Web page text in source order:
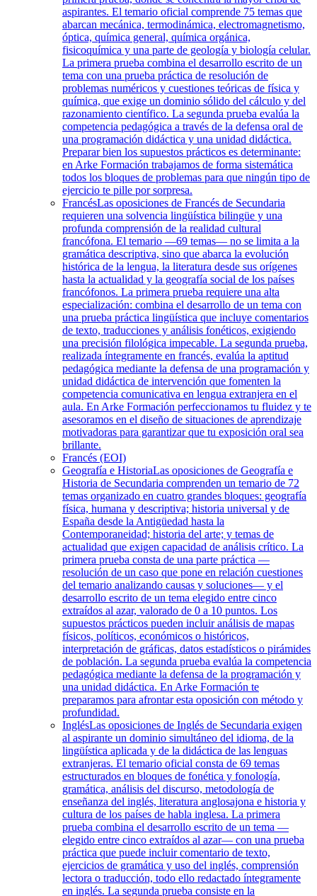
aspirantes. El temario oficial comprende 75 temas que
abarcan mecánica, termodinámica, electromagnetismo,
óptica, química general, química orgánica,
fisicoquímica y una parte de geología y biología celular.
La primera prueba combina el desarrollo escrito de un
tema con una prueba práctica de resolución de
problemas numéricos y cuestiones teóricas de física y
química, que exige un dominio sólido del cálculo y del
razonamiento científico. La segunda prueba evalúa la
competencia pedagógica a través de la defensa oral de
una programación didáctica y una unidad didáctica.
Preparar bien los supuestos prácticos es determinante:
en Arke Formación trabajamos de forma sistemática
todos los bloques de problemas para que ningún tipo de
ejercicio te pille por sorpresa.
FrancésLas oposiciones de Francés de Secundaria
requieren una solvencia lingüística bilingüe y una
profunda comprensión de la realidad cultural
francófona. El temario —69 temas— no se limita a la
gramática descriptiva, sino que abarca la evolución
histórica de la lengua, la literatura desde sus orígenes
hasta la actualidad y la geografía social de los países
francófonos. La primera prueba requiere una alta
especialización: combina el desarrollo de un tema con
una prueba práctica lingüística que incluye comentarios
de texto, traducciones y análisis fonéticos, exigiendo
una precisión filológica impecable. La segunda prueba,
realizada íntegramente en francés, evalúa la aptitud
pedagógica mediante la defensa de una programación y
unidad didáctica de intervención que fomenten la
competencia comunicativa en lengua extranjera en el
aula. En Arke Formación perfeccionamos tu fluidez y te
asesoramos en el diseño de situaciones de aprendizaje
motivadoras para garantizar que tu exposición oral sea
brillante.
Francés (EOI)
Geografía e HistoriaLas oposiciones de Geografía e
Historia de Secundaria comprenden un temario de 72
temas organizado en cuatro grandes bloques: geografía
física, humana y descriptiva; historia universal y de
España desde la Antigüedad hasta la
Contemporaneidad; historia del arte; y temas de
actualidad que exigen capacidad de análisis crítico. La
primera prueba consta de una parte práctica —
resolución de un caso que pone en relación cuestiones
del temario analizando causas y soluciones— y el
desarrollo escrito de un tema elegido entre cinco
extraídos al azar, valorado de 0 a 10 puntos. Los
supuestos prácticos pueden incluir análisis de mapas
físicos, políticos, económicos o históricos,
interpretación de gráficas, datos estadísticos o pirámides
de población. La segunda prueba evalúa la competencia
pedagógica mediante la defensa de la programación y
una unidad didáctica. En Arke Formación te
preparamos para afrontar esta oposición con método y
profundidad.
InglésLas oposiciones de Inglés de Secundaria exigen
al aspirante un dominio simultáneo del idioma, de la
lingüística aplicada y de la didáctica de las lenguas
extranjeras. El temario oficial consta de 69 temas
estructurados en bloques de fonética y fonología,
gramática, análisis del discurso, metodología de
enseñanza del inglés, literatura anglosajona e historia y
cultura de los países de habla inglesa. La primera
prueba combina el desarrollo escrito de un tema —
elegido entre cinco extraídos al azar— con una prueba
práctica que puede incluir comentario de texto,
ejercicios de gramática y uso del inglés, comprensión
lectora o traducción, todo ello redactado íntegramente
en inglés. La segunda prueba consiste en la